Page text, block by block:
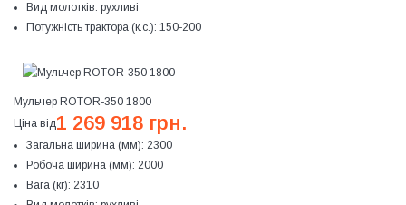
Вид молотків: рухливі
Потужність трактора (к.с.): 150-200
Мульчер ROTOR-350 1800
Ціна від1 269 918 грн.
Загальна ширина (мм): 2300
Робоча ширина (мм): 2000
Вага (кг): 2310